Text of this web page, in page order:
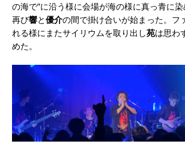
の海で”に沿う様に会場が海の様に真っ青に染
再び響と優介の間で掛け合いが始まった。フ
れる様にまたサイリウムを取り出し苑は思わ
めた。